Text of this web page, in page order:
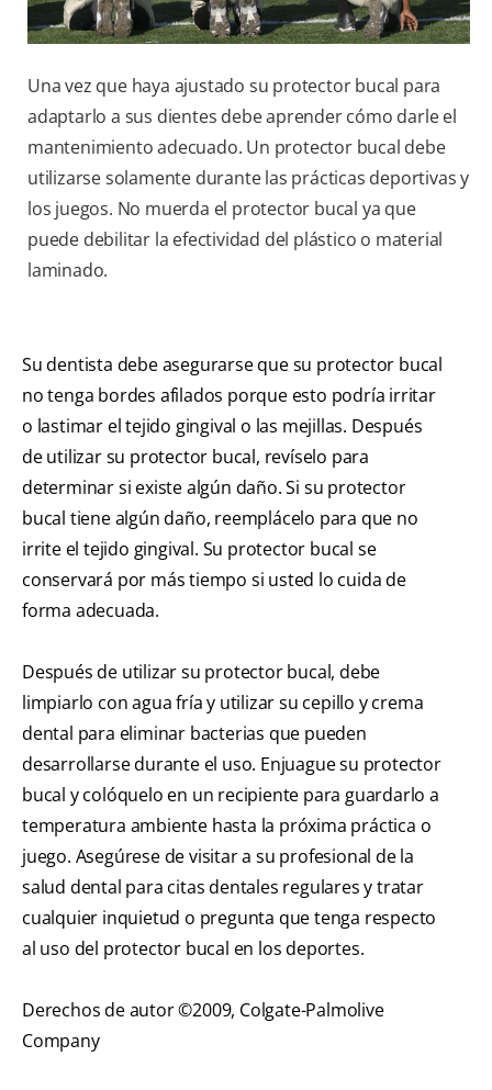
SUSCRIBITE
Una vez que haya ajustado su protector bucal para
adaptarlo a sus dientes debe aprender cómo darle el
mantenimiento adecuado. Un protector bucal debe
utilizarse solamente durante las prácticas deportivas y
los juegos. No muerda el protector bucal ya que
puede debilitar la efectividad del plástico o material
laminado.
Su dentista debe asegurarse que su protector bucal
no tenga bordes afilados porque esto podría irritar
o lastimar el tejido gingival o las mejillas. Después
de utilizar su protector bucal, revíselo para
determinar si existe algún daño. Si su protector
bucal tiene algún daño, reemplácelo para que no
irrite el tejido gingival. Su protector bucal se
conservará por más tiempo si usted lo cuida de
forma adecuada.
Después de utilizar su protector bucal, debe
limpiarlo con agua fría y utilizar su cepillo y crema
dental para eliminar bacterias que pueden
desarrollarse durante el uso. Enjuague su protector
bucal y colóquelo en un recipiente para guardarlo a
temperatura ambiente hasta la próxima práctica o
juego. Asegúrese de visitar a su profesional de la
salud dental para citas dentales regulares y tratar
cualquier inquietud o pregunta que tenga respecto
al uso del protector bucal en los deportes.
Derechos de autor ©2009, Colgate-Palmolive
Company